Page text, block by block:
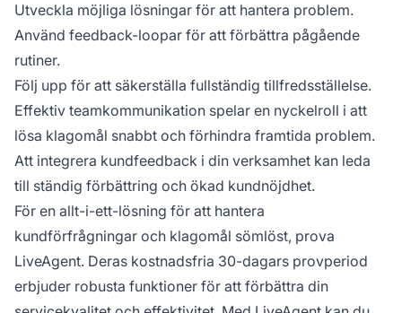
Utveckla möjliga lösningar för att hantera problem.
Använd feedback-loopar för att förbättra pågående
rutiner.
Följ upp för att säkerställa fullständig tillfredsställelse.
Effektiv teamkommunikation spelar en nyckelroll i att
lösa klagomål snabbt och förhindra framtida problem.
Att integrera kundfeedback i din verksamhet kan leda
till ständig förbättring och ökad kundnöjdhet.
För en allt-i-ett-lösning för att hantera
kundförfrågningar och klagomål sömlöst, prova
LiveAgent. Deras kostnadsfria 30-dagars provperiod
erbjuder robusta funktioner för att förbättra din